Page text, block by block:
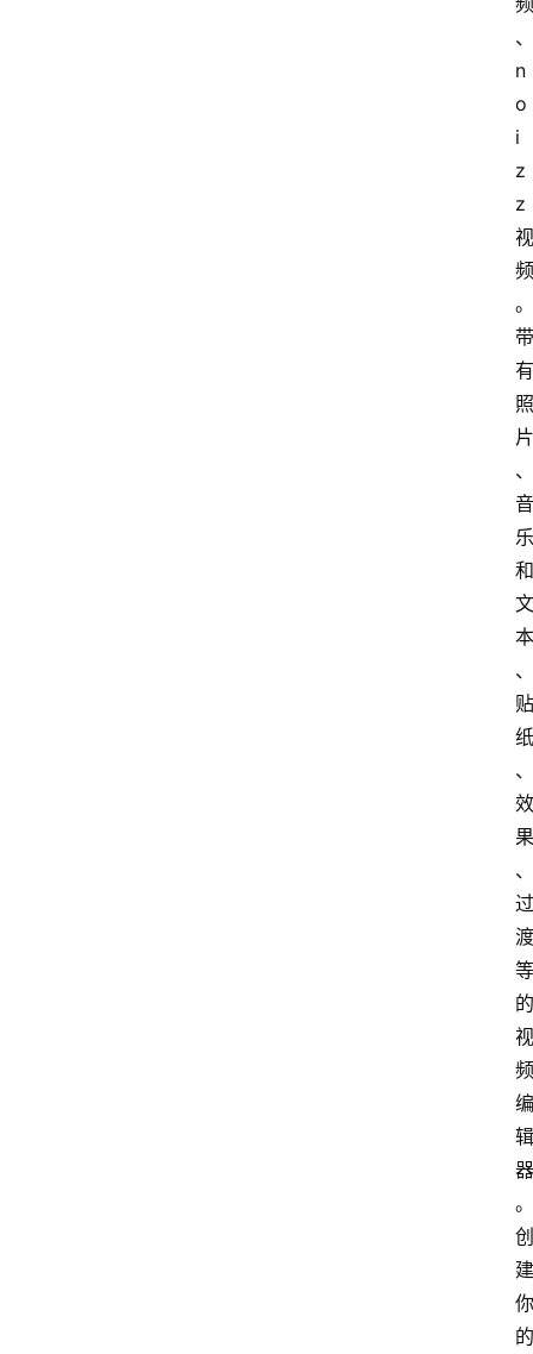
、
n
o
i
z
z
视
频
。
带
有
照
片
、
音
乐
和
文
本
、
贴
纸
、
效
果
、
过
渡
等
的
视
频
编
辑
器
。
创
建
你
的